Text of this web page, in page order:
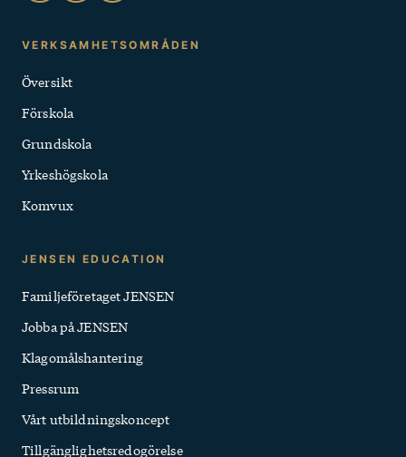
Kontakt
Snabblänkar
VERKSAMHETSOMRÅDEN
Översikt
Förskola
Grundskola
Yrkeshögskola
Komvux
JENSEN EDUCATION
Familjeföretaget JENSEN
Jobba på JENSEN
Klagomålshantering
Pressrum
Vårt utbildningskoncept
Tillgänglighets­redogörelse